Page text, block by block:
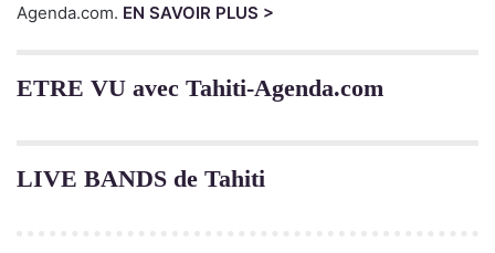
Agenda.com. EN SAVOIR PLUS >
ETRE VU avec Tahiti-Agenda.com
LIVE BANDS de Tahiti